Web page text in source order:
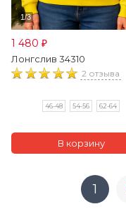
1 480 ₽
Лонгслив 34310
2 отзыва
46-48 54-56 62-64
1